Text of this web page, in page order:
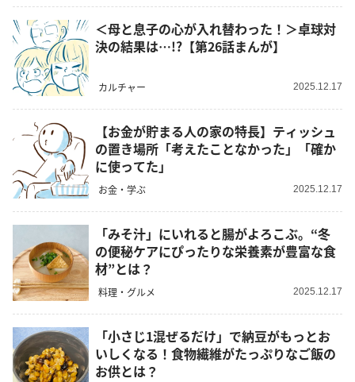
＜母と息子の心が入れ替わった！＞卓球対
決の結果は…!?【第26話まんが】
カルチャー 2025.12.17
【お金が貯まる人の家の特長】ティッシュ
の置き場所「考えたことなかった」「確か
に使ってた」
お金・学ぶ 2025.12.17
「みそ汁」にいれると腸がよろこぶ。“冬
の便秘ケアにぴったりな栄養素が豊富な食
材”とは？
料理・グルメ 2025.12.17
「小さじ1混ぜるだけ」で納豆がもっとお
いしくなる！食物繊維がたっぷりなご飯の
お供とは？